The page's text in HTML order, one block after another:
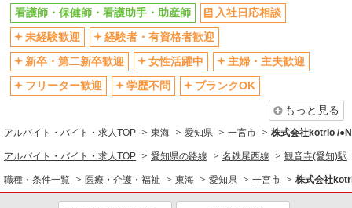
看護師・保健師・看護助手・助産師
入社日応相談
未経験歓迎
経験者・有資格者歓迎
新卒・第二新卒歓迎
女性活躍中
主婦・主夫歓迎
フリーター歓迎
学歴不問
ブランクOK
もっと見る
アルバイト・バイト・求人TOP 東海 愛知県 一宮市 株式会社kotrio /
アルバイト・バイト・求人TOP 愛知県の路線 名鉄尾西線 観音寺(愛知)駅
職種・条件一覧 医療・介護・福祉 東海 愛知県 一宮市 株式会社